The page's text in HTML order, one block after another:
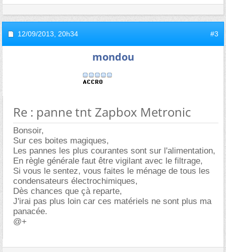
12/09/2013, 20h34 #3
mondou
Re : panne tnt Zapbox Metronic
Bonsoir,
Sur ces boites magiques,
Les pannes les plus courantes sont sur l'alimentation,
En règle générale faut être vigilant avec le filtrage,
Si vous le sentez, vous faites le ménage de tous les
condensateurs électrochimiques,
Dès chances que çà reparte,
J'irai pas plus loin car ces matériels ne sont plus ma
panacée.
@+